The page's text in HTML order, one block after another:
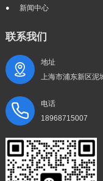
新闻中心
联系我们
地址
上海市浦东新区
电话
18968715007